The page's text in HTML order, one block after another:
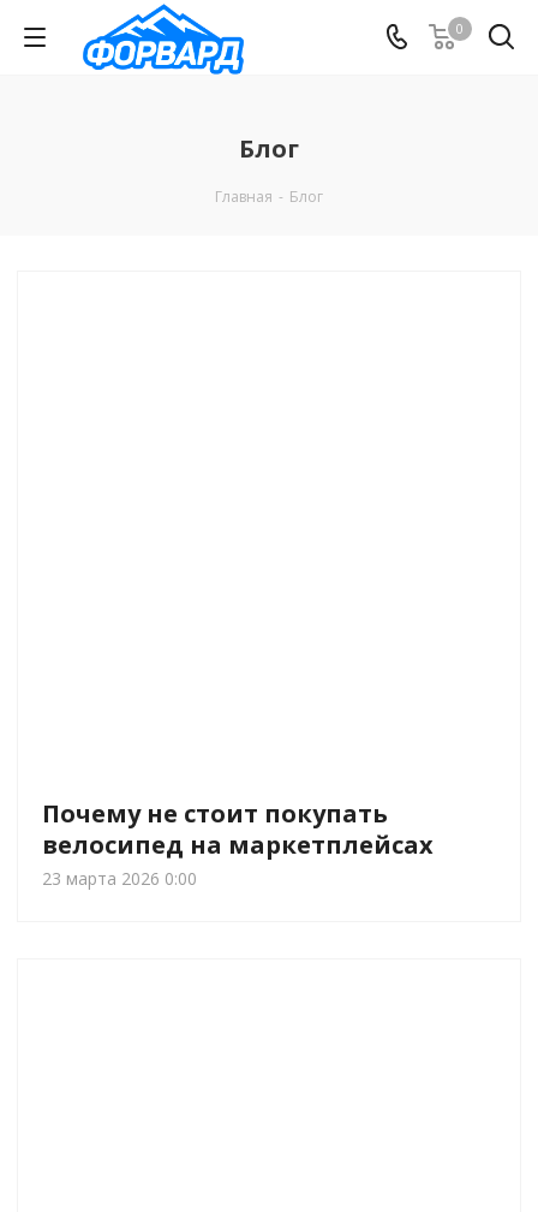
0
Блог
Главная - Блог
Почему не стоит покупать
велосипед на маркетплейсах
23 марта 2026 0:00